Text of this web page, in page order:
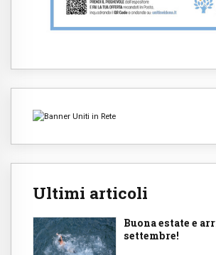
Ultimi articoli
Buona estate e
settembre!